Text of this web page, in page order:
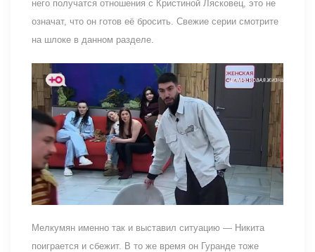
него получатся отношения с Кристиной Лясковец, это не
означат, что он готов её бросить. Свежие серии смотрите
на шлоке в данном разделе.
Мелкумян именно так и выставил ситуацию — Никита
поиграется и сбежит. В то же время он Гуранде тоже